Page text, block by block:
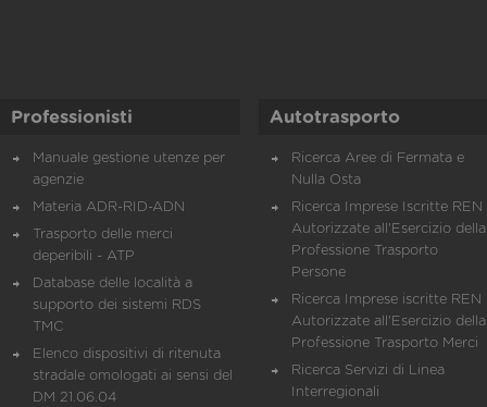
Professionisti
Manuale gestione utenze per
agenzie
Materia ADR-RID-ADN
Trasporto delle merci
deperibili - ATP
Database delle località a
supporto dei sistemi RDS
TMC
Elenco dispositivi di ritenuta
stradale omologati ai sensi del
DM 21.06.04
Autotrasporto
Ricerca Aree di Fermata e
Nulla Osta
Ricerca Imprese Iscritte REN
Autorizzate all'Esercizio della
Professione Trasporto
Persone
Ricerca Imprese iscritte REN
Autorizzate all'Esercizio della
Professione Trasporto Merci
Ricerca Servizi di Linea
Interregionali